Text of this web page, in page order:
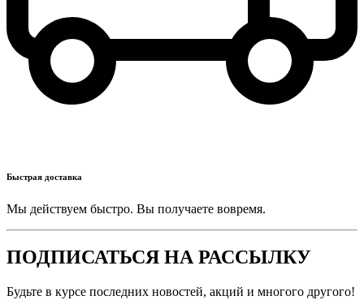
Быстрая доставка
Мы действуем быстро. Вы получаете вовремя.
ПОДПИСАТЬСЯ НА РАССЫЛКУ
Будьте в курсе последних новостей, акций и многого другого!